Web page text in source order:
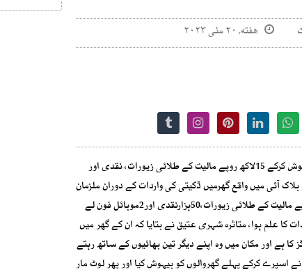
هفته, ۲۰ مئی ۲۰۲۳
نارتھ ناظم آباد میں ڈکیتی کی واردات کے دوران ملزمان اسپرے سے گھرمیں سوئے ہوئے افراد کوبیہوش کرکے 15لاکھ روپے مالیت کے طلائی زیورات، نقدی اور
آئی میں واقع گھرمیں ڈکیتی کی واردات کے دوران ملزمان
نے اسپرے کرکے گھر میں سوئے ہوئے افرادکوبیہوش کردیا اور الماریوں میں رکھے تقریبا 15 لاکھ روپے مالیت کے طلائی زیورات،50ہزارنقدی اور2موبائل فون لے
کا علم ہوا، متاثرہ شہری عتیق نے بتایا کہ ان کے گھر میں
کی واردات بدھ اور جمعرات کی درمیانی شب پیش آئی۔ انہوں نے بتایا کہ مذکورہ مکان 200گز کا ہے اور مکان میں وہ اپنے دیگر تین بھائیوں کے ساتھ رہتے